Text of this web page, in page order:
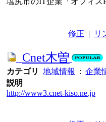
修正 | リ
Cnet木曽
カテゴリ
地域情報 : 企業
説明
http://www3.cnet-kiso.ne.jp